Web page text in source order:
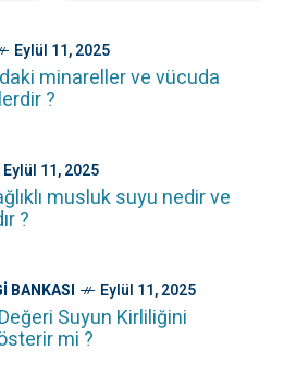
Eylül 11, 2025
minareller ve vücuda
?
Eylül 11, 2025
musluk suyu nedir ve
?
BANKASI Eylül 11, 2025
Suyun Kirliliğini
mi ?